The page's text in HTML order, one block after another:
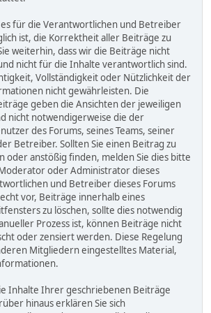
es für die Verantwortlichen und Betreiber
ist, die Korrektheit aller Beiträge zu
weiterhin, dass wir die Beiträge nicht
nicht für die Inhalte verantwortlich sind.
Vollständigkeit oder Nützlichkeit der
nicht gewährleisten. Die
geben die Ansichten der jeweiligen
nicht notwendigerweise die der
des Forums, seines Teams, seiner
Betreiber. Sollten Sie einen Beitrag zu
oder anstößig finden, melden Sie dies bitte
oder Administrator dieses
und Betreiber dieses Forums
vor, Beiträge innerhalb eines
zu löschen, sollte dies notwendig
Prozess ist, können Beiträge nicht
oder zensiert werden. Diese Regelung
Mitgliedern eingestelltes Material,
Inhalte Ihrer geschriebenen Beiträge
hinaus erklären Sie sich